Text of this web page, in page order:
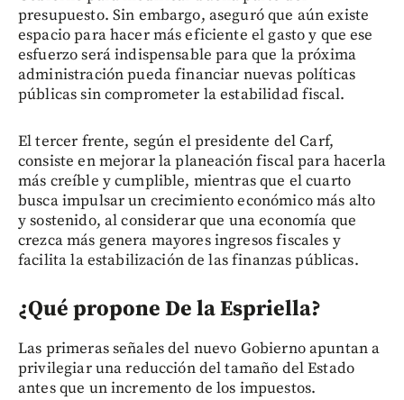
presupuesto. Sin embargo, aseguró que aún existe
espacio para hacer más eficiente el gasto y que ese
esfuerzo será indispensable para que la próxima
administración pueda financiar nuevas políticas
públicas sin comprometer la estabilidad fiscal.
El tercer frente, según el presidente del Carf,
consiste en mejorar la planeación fiscal para hacerla
más creíble y cumplible, mientras que el cuarto
busca impulsar un crecimiento económico más alto
y sostenido, al considerar que una economía que
crezca más genera mayores ingresos fiscales y
facilita la estabilización de las finanzas públicas.
¿Qué propone De la Espriella?
Las primeras señales del nuevo Gobierno apuntan a
privilegiar una reducción del tamaño del Estado
antes que un incremento de los impuestos.